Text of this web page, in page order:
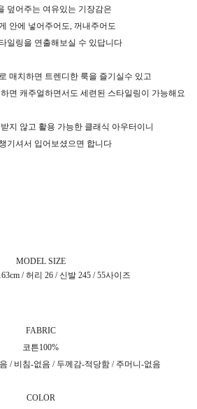
덮어주는 여유있는 기장감은
안에 넣어주어도, 꺼내주어도
일링을 연출해보실 수 있답니다
매치하면 트렌디한 룩을 즐기실수 있고
면 캐주얼하면서도 세련된 스타일링이 가능해요
지 않고 활용 가능한 클래식 아우터이니
기셔서 입어보셨으면 합니다
MODEL SIZE
/ 허리 26 / 신발 245 / 55사이즈
FABRIC
코튼100%
/ 비침-없음 / 두께감-적당함 / 주머니-없음
COLOR